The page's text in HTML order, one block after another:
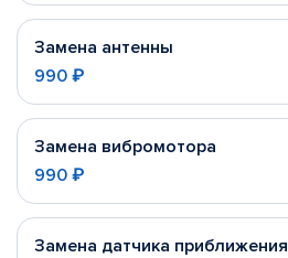
Замена антенны
990 ₽
Замена вибромотора
990 ₽
Замена датчика приближения